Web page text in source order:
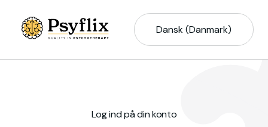
Dansk (Danmark)
Log ind på din konto